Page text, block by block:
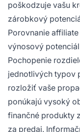
poškodzuje vašu
zárobkový
Porovnanie
výnosový potenciál
Pochopenie
jednotlivých typov
rozložiť vaše
ponúkajú vysoký
finančné produkty
za predaj.